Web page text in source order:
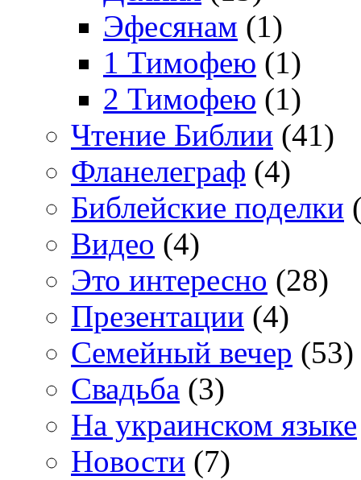
Эфесянам (1)
1 Тимофею (1)
2 Тимофею (1)
Чтение Библии (41)
Фланелеграф (4)
Библейские поделки
Видео (4)
Это интересно (28)
Презентации (4)
Семейный вечер (53)
Свадьба (3)
На украинском языке
Новости (7)